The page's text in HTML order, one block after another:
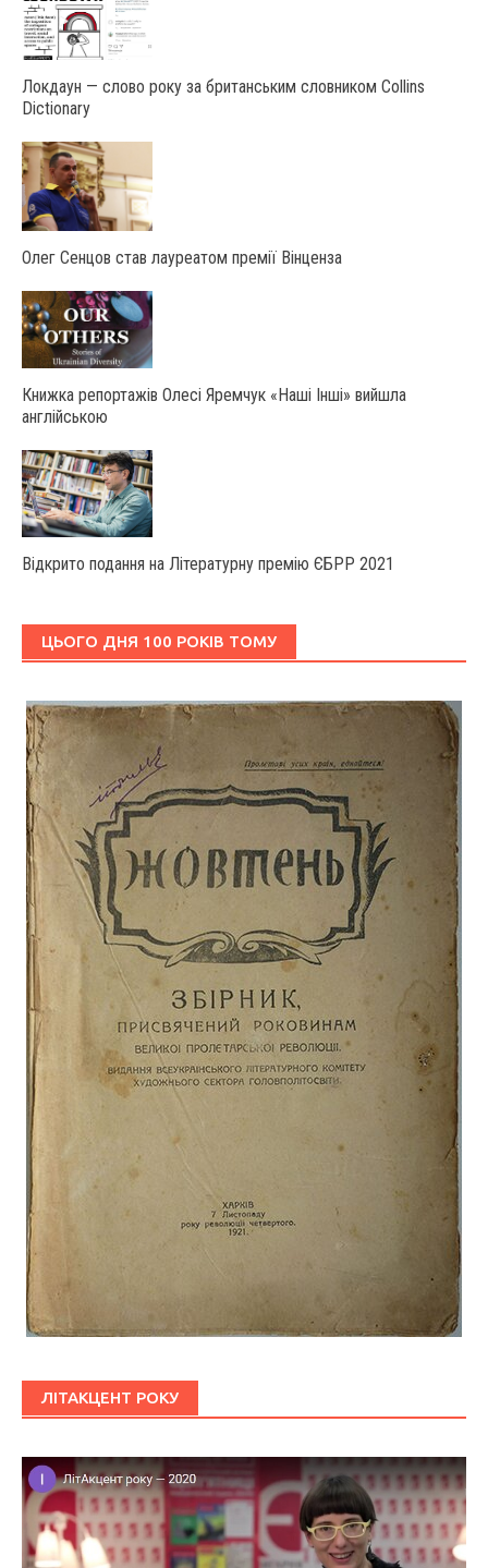
Локдаун — слово року за британським словником Collins
Dictionary
Олег Сенцов став лауреатом премії Вінценза
Книжка репортажів Олесі Яремчук «Наші Інші» вийшла
англійською
Відкрито подання на Літературну премію ЄБРР 2021
ЦЬОГО ДНЯ 100 РОКІВ ТОМУ
ЛІТАКЦЕНТ РОКУ